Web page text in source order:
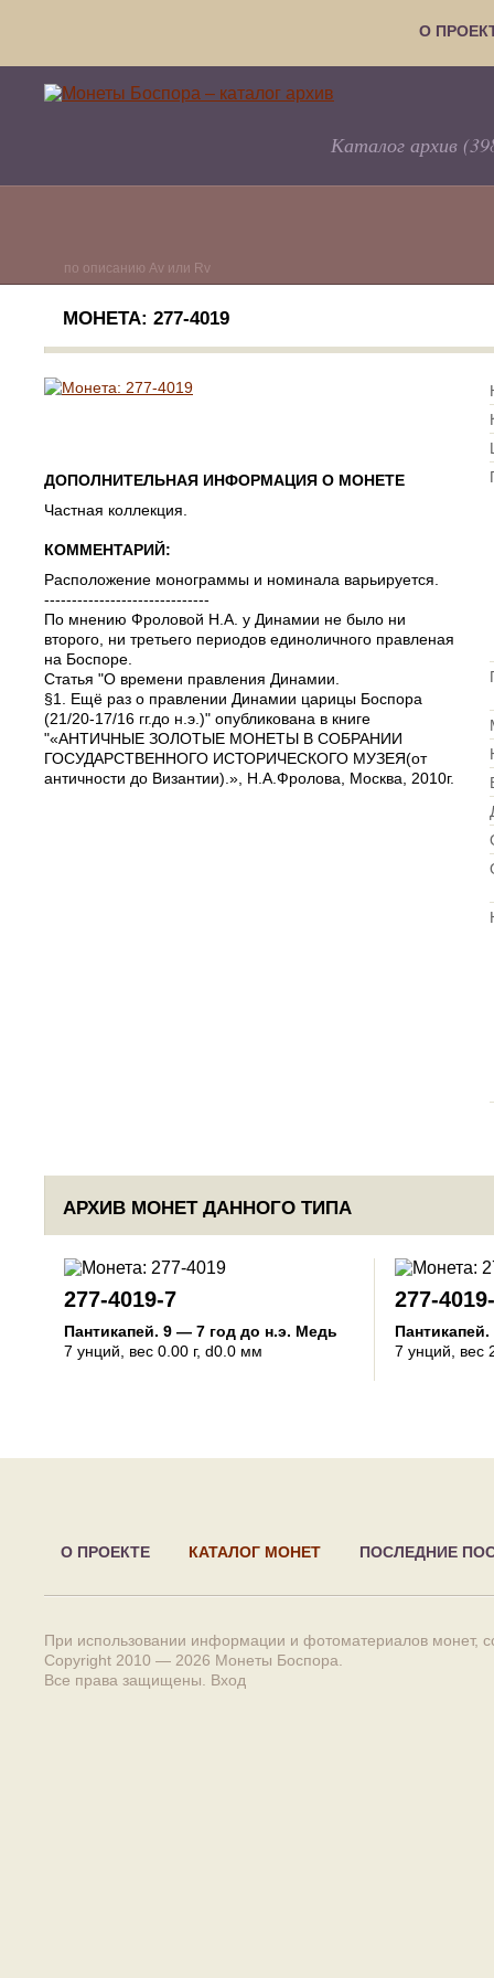
О
Каталог архив
по описанию Av или Rv
МОНЕТА: 277-4019
ДОПОЛНИТЕЛЬНАЯ ИНФОРМАЦИЯ О МОНЕТЕ
Частная коллекция.
КОММЕНТАРИЙ:
Расположение монограммы и номинала варьируется.
------------------------------
По мнению Фроловой Н.А. у Динамии не было ни
второго, ни третьего периодов единоличного правленая
на Боспоре.
Статья "О времени правления Динамии.
§1. Ещё раз о правлении Динамии царицы Боспора
(21/20-17/16 гг.до н.э.)" опубликована в книге
"«АНТИЧНЫЕ ЗОЛОТЫЕ МОНЕТЫ В СОБРАНИИ
ГОСУДАРСТВЕННОГО ИСТОРИЧЕСКОГО МУЗЕЯ(от
античности до Византии).», Н.А.Фролова, Москва, 2010г.
АРХИВ МОНЕТ ДАННОГО ТИПА
277-4019-7
Пантикапей. 9 — 7 год до н.э. Медь
7 унций , вес 0.00 г, d0.0 мм
277-
Пантикапей.
7 унций ,
О ПРОЕКТЕ КАТАЛОГ МОНЕТ ПОСЛЕДНИЕ
При использовании информации и фотоматериалов монет,
Copyright 2010 — 2026 Монеты Боспора
Все права защищены. Вход